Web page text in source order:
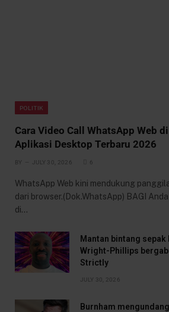
POLITIK
Cara Video Call WhatsApp Web
Aplikasi Desktop Terbaru 2026
BY JULY 30, 2026 6
WhatsApp Web kini mendukung
dari browser.(Dok.WhatsApp) BAGI
di…
Mantan bintang
Wright-Phillips
Strictly
JULY 30, 2026
Burnham